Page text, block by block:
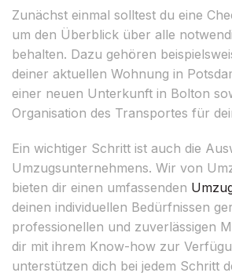
Zunächst einmal solltest du eine
um den Überblick über alle
behalten. Dazu gehören
deiner aktuellen Wohnung in
einer neuen Unterkunft in Bolton
Organisation des Transportes für
Ein wichtiger Schritt ist auch die
Umzugsunternehmens. Wir von
bieten dir einen umfassenden
deinen individuellen Bedürfnissen
professionellen und zuverlässigen
dir mit ihrem Know-how zur
unterstützen dich bei jedem Schritt